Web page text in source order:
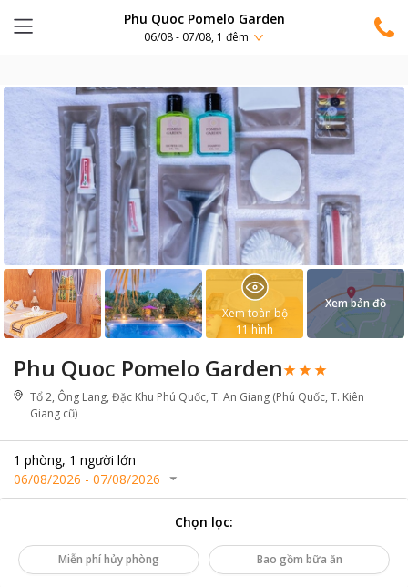
Phu Quoc Pomelo Garden
06/08 - 07/08, 1 đêm
Phu Quoc Pomelo Garden
Tổ 2, Ông Lang, Đặc Khu Phú Quốc, T. An Giang (Phú Quốc, T. Kiên
Giang cũ)
1 phòng, 1 người lớn
06/08/2026 - 07/08/2026
Xem toàn bộ
11hình
Xem bản đồ
Chọn lọc:
Miễn phí hủy phòng Bao gồm bữa ăn